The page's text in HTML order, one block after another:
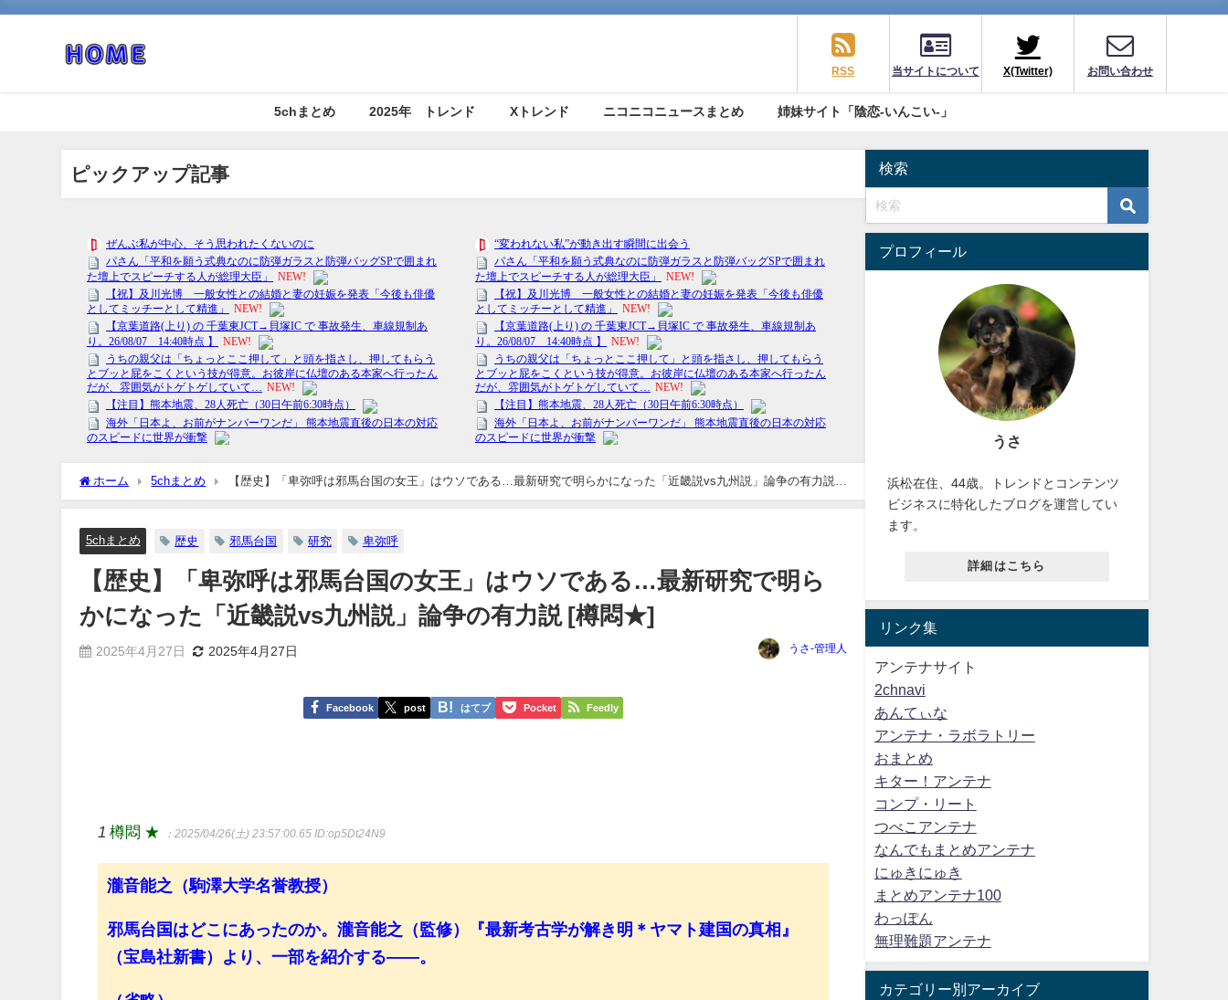
RSS 当サイトについて X(Twitter) お問い合わせ
5chまとめ 2025年 トレンド Xトレンド ニコニコニュースまとめ 姉妹サイト「陰恋-いんこい-」
ピックアップ記事
ホーム 5chまとめ
【歴史】「卑弥呼は邪馬台国の女王」はウソである…最新研究で明らかになった「近畿説vs九州説」論争の有力説
[樽悶★]
5chまとめ 歴史 邪馬台国 研究 卑弥呼
【歴史】「卑弥呼は邪馬台国の女王」はウソである…最新研究で明ら
かになった「近畿説vs九州説」論争の有力説 [樽悶★]
2025年4月27日 2025年4月27日 うさ-管理人
Facebook post はてブ Pocket Feedly
1 樽悶 ★ ：2025/04/26(土) 23:57:00.65ID:op5Dt24N9
瀧音能之（駒澤大学名誉教授）
邪馬台国はどこにあったのか。瀧音能之（監修）『最新考古学が解き明＊ヤマト建国の真相』
（宝島社新書）より、一部を紹介する――。
検索
プロフィール
うさ
浜松在住、44歳。トレンドとコンテンツ
ビジネスに特化したブログを運営してい
ます。
詳細はこちら
リンク集
アンテナサイト
2chnavi
あんてぃな
アンテナ・ラボラトリー
おまとめ
キター！アンテナ
コンプ・リート
つべこアンテナ
なんでもまとめアンテナ
にゅきにゅき
まとめアンテナ100
わっぽん
無理難題アンテナ
カテゴリー別アーカイブ